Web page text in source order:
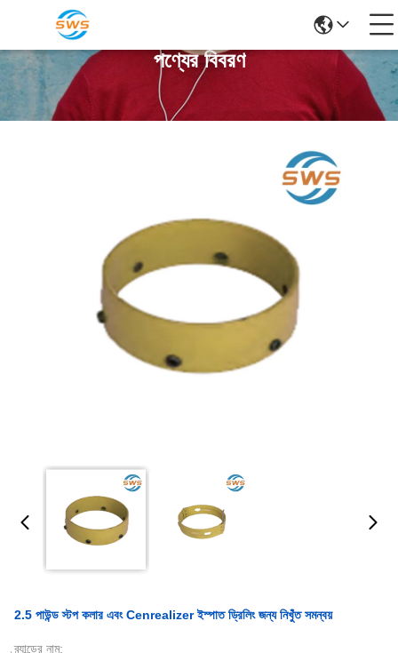
পণ্যের বিবরণ
2.5 পাউন্ড স্টপ কলার এবং Cenrealizer ইস্পাত ড্রিলিং জন্য নিখুঁত সমন্বয়
ব্র্যান্ডের নাম: